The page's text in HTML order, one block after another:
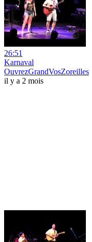
26:51
Karnaval
OuvrezGrandVosZoreilles
il y a 2 mois